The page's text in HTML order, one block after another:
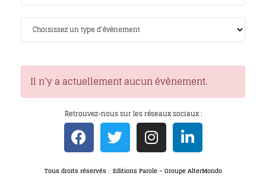
Il n’y a actuellement aucun évènement.
Retrouvez-nous sur les réseaux sociaux :
Tous droits réservés : Editions Parole – Groupe AlterMondo